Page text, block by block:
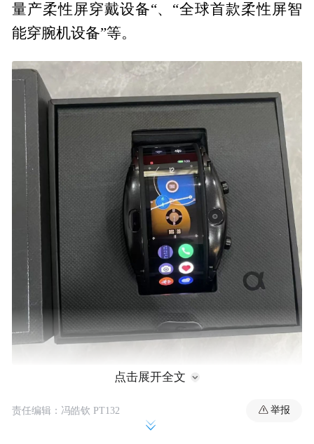
量产柔性屏穿戴设备“、“全球首款柔性屏智
能穿腕机设备”等。
点击展开全文
责任编辑：冯皓钦 PT132 举报